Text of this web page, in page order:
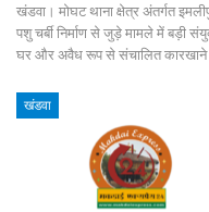
खंडवा। मोघट थाना क्षेत्र अंतर्गत
पशु चर्बी निर्माण से जुड़े मामले में बड़ी
घर और अवैध रूप से संचालित
खंडवा